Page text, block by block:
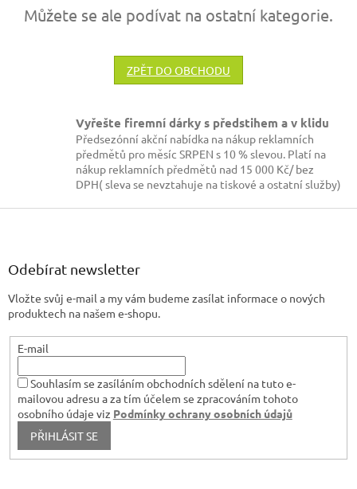
Můžete se ale podívat na ostatní kategorie.
ZPĚT DO OBCHODU
Vyřešte firemní dárky s předstihem a v klidu
Předsezónní akční nabídka na nákup reklamních
předmětů pro měsíc SRPEN s 10 % slevou. Platí na
nákup reklamních předmětů nad 15 000 Kč/ bez
DPH( sleva se nevztahuje na tiskové a ostatní služby)
Odebírat newsletter
Vložte svůj e-mail a my vám budeme zasílat informace o nových
produktech na našem e-shopu.
E-mail
Souhlasím se zasíláním obchodních sdělení na tuto e-
mailovou adresu a za tím účelem se zpracováním tohoto
osobního údaje viz Podmínky ochrany osobních údajů
PŘIHLÁSIT SE